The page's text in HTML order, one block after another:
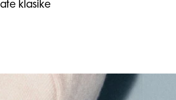
klasike